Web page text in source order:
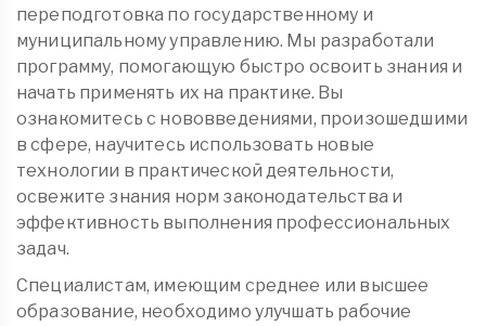
переподготовка по государственному и
муниципальному управлению. Мы разработали
программу, помогающую быстро освоить знания и
начать применять их на практике. Вы
ознакомитесь с нововведениями, произошедшими
в сфере, научитесь использовать новые
технологии в практической деятельности,
освежите знания норм законодательства и
эффективность выполнения профессиональных
задач.
Специалистам, имеющим среднее или высшее
образование, необходимо улучшать рабочие